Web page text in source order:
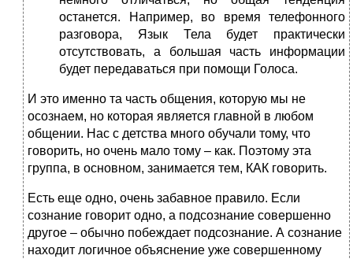
останется. Например, во время телефонного
разговора, Язык Тела будет практически
отсутствовать, а большая часть информации
будет передаваться при помощи Голоса.
И это именно та часть общения, которую мы не
осознаем, но которая является главной в любом
общении. Нас с детства много обучали тому, что
говорить, но очень мало тому – как. Поэтому эта
группа, в основном, занимается тем, КАК говорить.
Есть еще одно, очень забавное правило. Если
сознание говорит одно, а подсознание совершенно
другое – обычно побеждает подсознание. А сознание
находит логичное объяснение уже совершенному